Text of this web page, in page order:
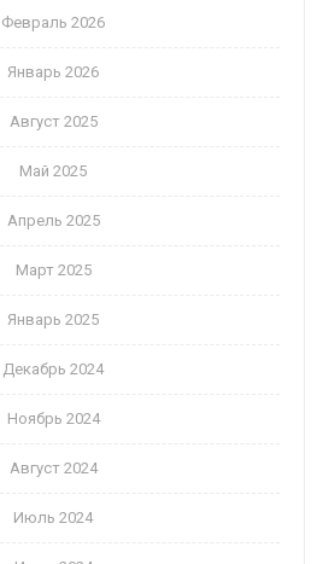
Февраль 2026
Январь 2026
Август 2025
Май 2025
Апрель 2025
Март 2025
Январь 2025
Декабрь 2024
Ноябрь 2024
Август 2024
Июль 2024